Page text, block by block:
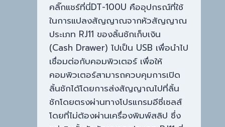
คลิ๊กแชร์ที่นี่DT-100U คืออุปกรณ์ที่ใช้
ในการแปลงสัญญาณจากหัวสัญญาณ
ประเภท RJ11 ของลิ้นชักเก็บเงิน
(Cash Drawer) ไปเป็น USB เพื่อนำไป
เชื่อมต่อกับคอมพิวเตอร์ เพื่อให้
คอมพิวเตอร์สามารถควบคุมการเปิด
ลิ้นชักได้โดยการส่งสัญญาณไปที่ลิ้น
ชักโดยตรงผ่านทางโปรแกรมอีซี่เซลส์
โดยที่ไม่ต้องผ่านเครื่องพิมพ์สลิป ซึ่ง